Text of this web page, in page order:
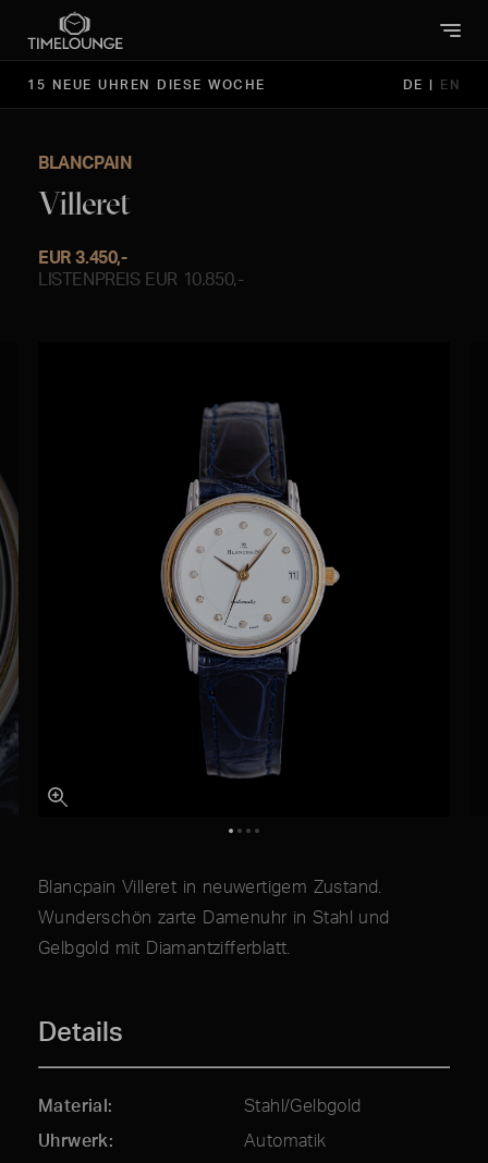
15 NEUE UHREN DIESE WOCHE DE | EN
BLANCPAIN
Villeret
EUR 3.450,-
LISTENPREIS EUR 10.850,-
Blancpain Villeret in neuwertigem Zustand.
Wunderschön zarte Damenuhr in Stahl und
Gelbgold mit Diamantzifferblatt.
Details
Material
Stahl/Gelbgold
Uhrwerk
Automatik